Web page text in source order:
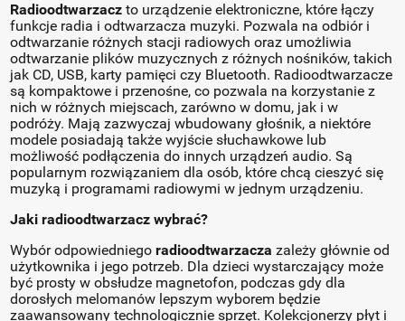
Radioodtwarzacz to urządzenie elektroniczne, które łączy
funkcje radia i odtwarzacza muzyki. Pozwala na odbiór i
odtwarzanie różnych stacji radiowych oraz umożliwia
odtwarzanie plików muzycznych z różnych nośników, takich
jak CD, USB, karty pamięci czy Bluetooth. Radioodtwarzacze
są kompaktowe i przenośne, co pozwala na korzystanie z
nich w różnych miejscach, zarówno w domu, jak i w
podróży. Mają zazwyczaj wbudowany głośnik, a niektóre
modele posiadają także wyjście słuchawkowe lub
możliwość podłączenia do innych urządzeń audio. Są
popularnym rozwiązaniem dla osób, które chcą cieszyć się
muzyką i programami radiowymi w jednym urządzeniu.
Jaki radioodtwarzacz wybrać?
Wybór odpowiedniego radioodtwarzacza zależy głównie od
użytkownika i jego potrzeb. Dla dzieci wystarczający może
być prosty w obsłudze magnetofon, podczas gdy dla
dorosłych melomanów lepszym wyborem będzie
zaawansowany technologicznie sprzęt. Kolekcjonerzy płyt i